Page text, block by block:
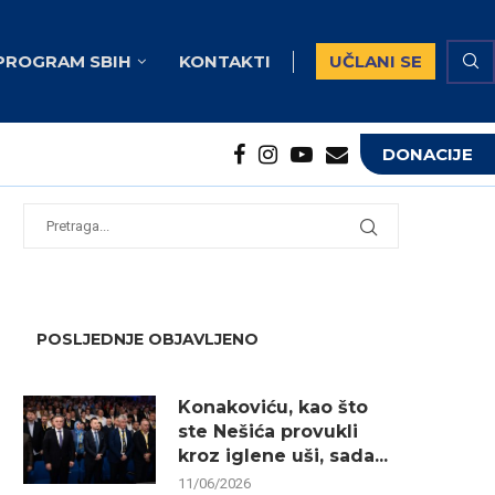
SBIH KONTAKTI UČLANI SE
DONACIJE
POSLJEDNJE OBJAVLJENO
Konakoviću, kao što
ste Nešića provukli
kroz iglene uši, sada...
11/06/2026